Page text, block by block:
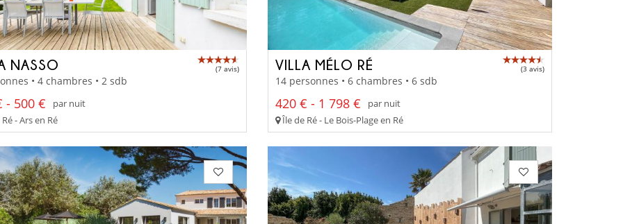
NASSO (7 avis)
• 4 chambres • 2 sdb
- 500 €
par nuit
- Ars en Ré
VILLA MÉLO RÉ (3 avis)
14 personnes • 6 chambres • 6 sdb
420 € - 1 798 €
par nuit
Île de Ré - Le Bois-Plage en Ré